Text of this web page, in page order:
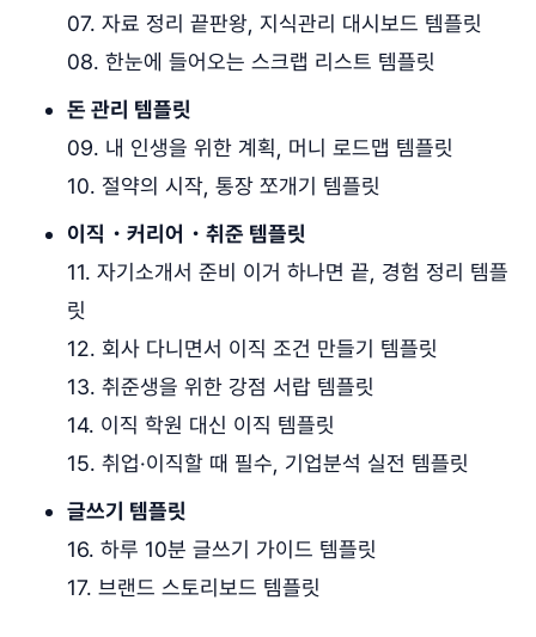
07. 자료 정리 끝판왕, 지식관리 대시보드 템플릿
08. 한눈에 들어오는 스크랩 리스트 템플릿
돈 관리 템플릿
09. 내 인생을 위한 계획, 머니 로드맵 템플릿
10. 절약의 시작, 통장 쪼개기 템플릿
이직・커리어・취준 템플릿
11. 자기소개서 준비 이거 하나면 끝, 경험 정리 템플
릿
12. 회사 다니면서 이직 조건 만들기 템플릿
13. 취준생을 위한 강점 서랍 템플릿
14. 이직 학원 대신 이직 템플릿
15. 취업·이직할 때 필수, 기업분석 실전 템플릿
글쓰기 템플릿
16. 하루 10분 글쓰기 가이드 템플릿
17. 브랜드 스토리보드 템플릿